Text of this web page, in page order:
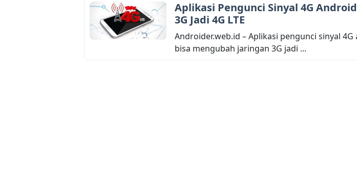
Aplikasi Pengunci Sinyal 4G
3G Jadi 4G LTE
Androider.web.id – Aplikasi pengunci sinyal
bisa mengubah jaringan 3G jadi ...